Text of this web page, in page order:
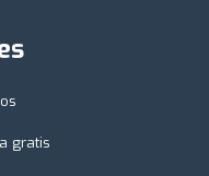
gratis